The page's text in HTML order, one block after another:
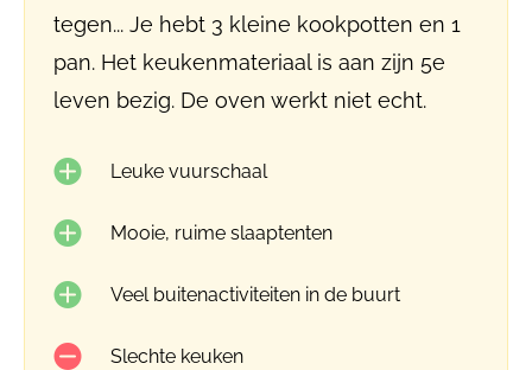
tegen... Je hebt 3 kleine kookpotten en 1
pan. Het keukenmateriaal is aan zijn 5e
leven bezig. De oven werkt niet echt.
Leuke vuurschaal
Mooie, ruime slaaptenten
Veel buitenactiviteiten in de buurt
Slechte keuken